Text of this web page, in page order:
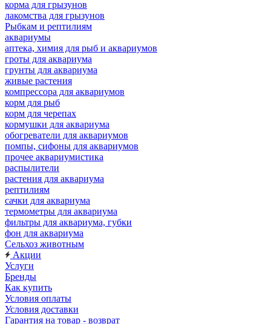
корма для грызунов
лакомства для грызунов
Рыбкам и рептилиям
аквариумы
аптека, химия для рыб и аквариумов
гроты для аквариума
грунты для аквариума
живые растения
компрессора для аквариумов
корм для рыб
корм для черепах
кормушки для аквариума
обогреватели для аквариумов
помпы, сифоны для аквариумов
прочее аквариумистика
распылители
растения для аквариума
рептилиям
сачки для аквариума
термометры для аквариума
фильтры для аквариума, губки
фон для аквариума
Сельхоз животным
Акции
Услуги
Бренды
Как купить
Условия оплаты
Условия доставки
Гарантия на товар - возврат